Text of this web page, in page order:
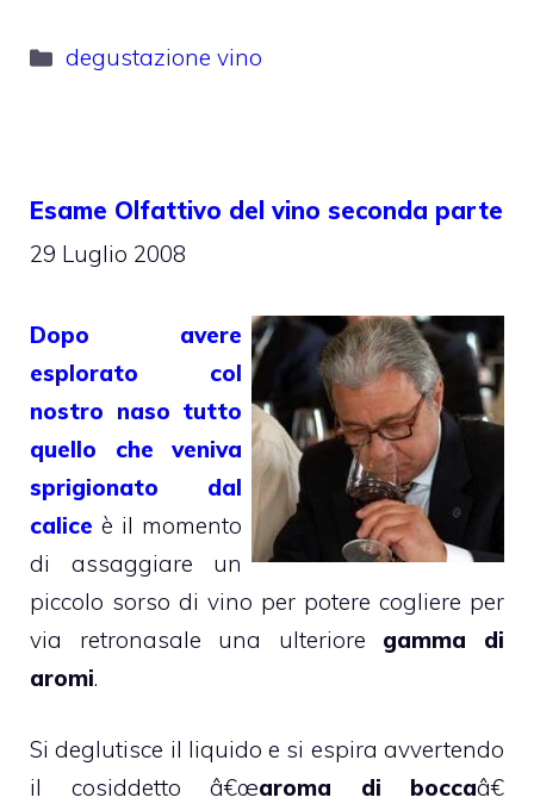
Categorie
degustazione vino
Esame Olfattivo del vino seconda parte
29 Luglio 2008
Dopo avere
esplorato col
nostro naso tutto
quello che veniva
sprigionato dal
calice è il momento
di assaggiare un
piccolo sorso di vino per potere cogliere per
via retronasale una ulteriore gamma di
aromi.
Si deglutisce il liquido e si espira avvertendo
il cosiddetto â€œaroma di boccaâ€